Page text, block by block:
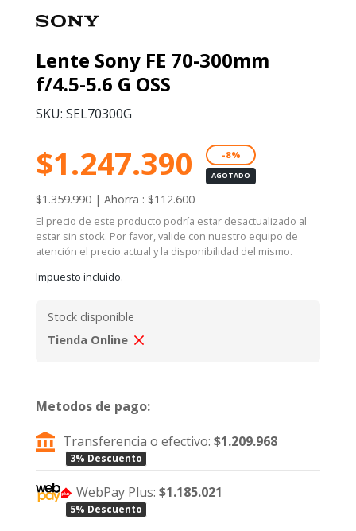
Lente Sony FE 70-300mm
f/4.5-5.6 G OSS
SKU: SEL70300G
$1.247.390 -8%
AGOTADO
$1.359.990 | Ahorra : $112.600
El precio de este producto podría estar desactualizado al
estar sin stock. Por favor, valide con nuestro equipo de
atención el precio actual y la disponibilidad del mismo.
Impuesto incluido.
Stock disponible
Tienda Online
Metodos de pago:
Transferencia o efectivo:$1.209.968
3% Descuento
WebPay Plus:$1.185.021
5% Descuento